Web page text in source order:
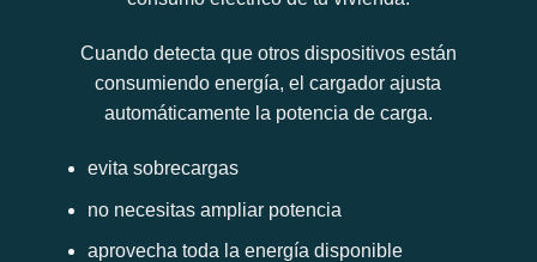
Cuando detecta que otros dispositivos están
consumiendo energía, el cargador ajusta
automáticamente la potencia de carga.
evita sobrecargas
no necesitas ampliar potencia
aprovecha toda la energía disponible